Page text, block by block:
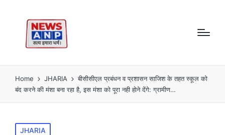
Home JHARIA
बीसीसीएल प्रबंधन व प्रशासन साजिश के तहत स्कूल को
बंद करने की मंशा बना रहा है, इस मंशा को पूरा नही होने देंगे: ग्रामीण…
Posted
JHARIA